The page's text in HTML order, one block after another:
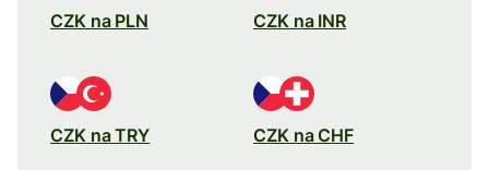
CZK na PLN CZK na INR
CZK na TRY CZK na CHF